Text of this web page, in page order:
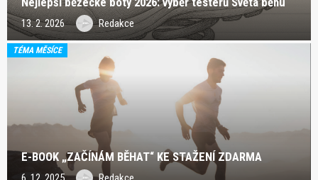
13. 2. 2026 Redakce
TÉMA MĚSÍCE
E-BOOK „ZAČÍNÁM BĚHAT“ KE STAŽENÍ ZDARMA